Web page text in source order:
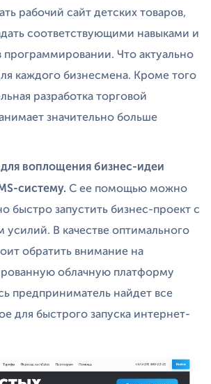
рабочий сайт детских товаров,
соответствующими навыками и
Что актуально
каждого бизнесмена. Кроме того
разработка торговой
значительно больше
воплощения бизнес-идеи
систему. С ее помощью можно
быстро запустить бизнес-проект с
В качестве оптимального
обратить внимание на
облачную платформу
предприниматель найдет все
для быстрого запуска интернет-